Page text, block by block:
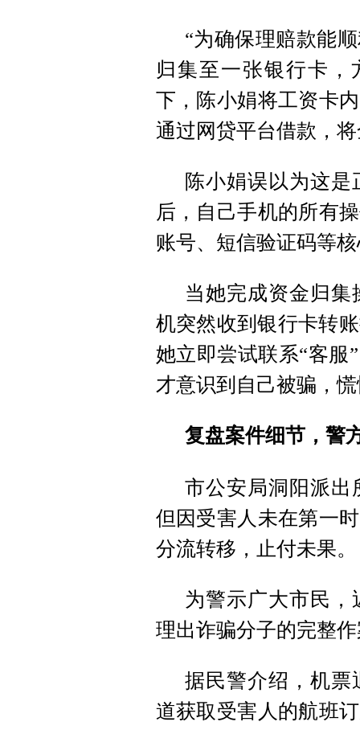
“为确保理赔款能
归集至一张银行卡，
下，陈小娟将工资卡
通过网贷平台借款，
陈小娟误以为这
后，自己手机的所有
账号、短信验证码等
当她完成资金归
机突然收到银行卡转
她立即尝试联系“客服
才意识到自己被骗，
复盘案件细节，警
市公安局洞阳派出
但因受害人未在第一
分流转移，止付未果。
为警示广大市民
理出诈骗分子的完整
据民警介绍，机票
道获取受害人的航班